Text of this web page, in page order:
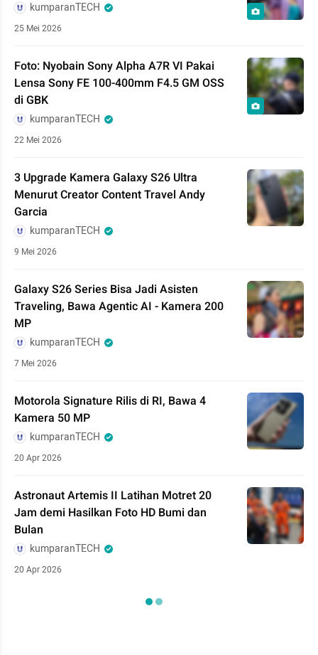
kumparanTECH
25 Mei 2026
Foto: Nyobain Sony Alpha A7R VI Pakai
Lensa Sony FE 100-400mm F4.5 GM OSS
di GBK
kumparanTECH
22 Mei 2026
3 Upgrade Kamera Galaxy S26 Ultra
Menurut Creator Content Travel Andy
Garcia
kumparanTECH
9 Mei 2026
Galaxy S26 Series Bisa Jadi Asisten
Traveling, Bawa Agentic AI - Kamera 200
MP
kumparanTECH
7 Mei 2026
Motorola Signature Rilis di RI, Bawa 4
Kamera 50 MP
kumparanTECH
20 Apr 2026
Astronaut Artemis II Latihan Motret 20
Jam demi Hasilkan Foto HD Bumi dan
Bulan
kumparanTECH
20 Apr 2026